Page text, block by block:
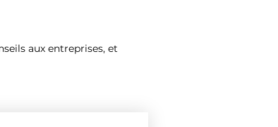
aux entreprises, et